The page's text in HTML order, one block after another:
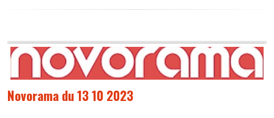
Novorama du 13 10 2023